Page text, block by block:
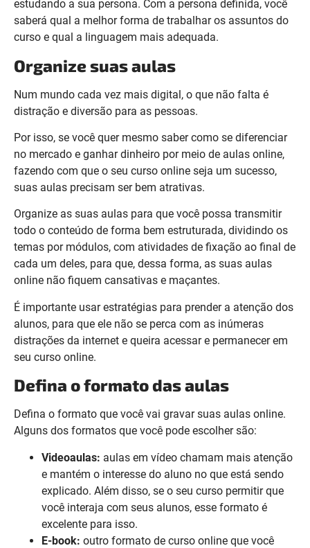
estudando a sua persona. Com a persona definida, você
saberá qual a melhor forma de trabalhar os assuntos do
curso e qual a linguagem mais adequada.
Organize suas aulas
Num mundo cada vez mais digital, o que não falta é
distração e diversão para as pessoas.
Por isso, se você quer mesmo saber como se diferenciar
no mercado e ganhar dinheiro por meio de aulas online,
fazendo com que o seu curso online seja um sucesso,
suas aulas precisam ser bem atrativas.
Organize as suas aulas para que você possa transmitir
todo o conteúdo de forma bem estruturada, dividindo os
temas por módulos, com atividades de fixação ao final de
cada um deles, para que, dessa forma, as suas aulas
online não fiquem cansativas e maçantes.
É importante usar estratégias para prender a atenção dos
alunos, para que ele não se perca com as inúmeras
distrações da internet e queira acessar e permanecer em
seu curso online.
Defina o formato das aulas
Defina o formato que você vai gravar suas aulas online.
Alguns dos formatos que você pode escolher são:
Videoaulas: aulas em vídeo chamam mais atenção
e mantém o interesse do aluno no que está sendo
explicado. Além disso, se o seu curso permitir que
você interaja com seus alunos, esse formato é
excelente para isso.
E-book: outro formato de curso online que você